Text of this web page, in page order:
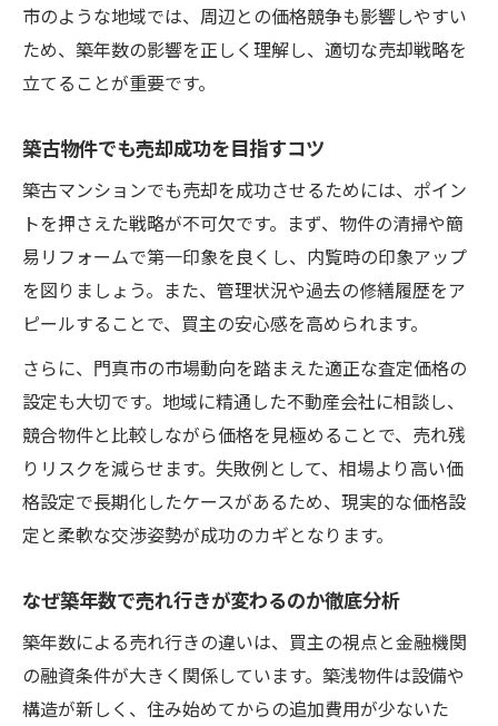
市のような地域では、周辺との価格競争も影響しやすい
ため、築年数の影響を正しく理解し、適切な売却戦略を
立てることが重要です。
築古物件でも売却成功を目指すコツ
築古マンションでも売却を成功させるためには、ポイン
トを押さえた戦略が不可欠です。まず、物件の清掃や簡
易リフォームで第一印象を良くし、内覧時の印象アップ
を図りましょう。また、管理状況や過去の修繕履歴をア
ピールすることで、買主の安心感を高められます。
さらに、門真市の市場動向を踏まえた適正な査定価格の
設定も大切です。地域に精通した不動産会社に相談し、
競合物件と比較しながら価格を見極めることで、売れ残
りリスクを減らせます。失敗例として、相場より高い価
格設定で長期化したケースがあるため、現実的な価格設
定と柔軟な交渉姿勢が成功のカギとなります。
なぜ築年数で売れ行きが変わるのか徹底分析
築年数による売れ行きの違いは、買主の視点と金融機関
の融資条件が大きく関係しています。築浅物件は設備や
構造が新しく、住み始めてからの追加費用が少ないた